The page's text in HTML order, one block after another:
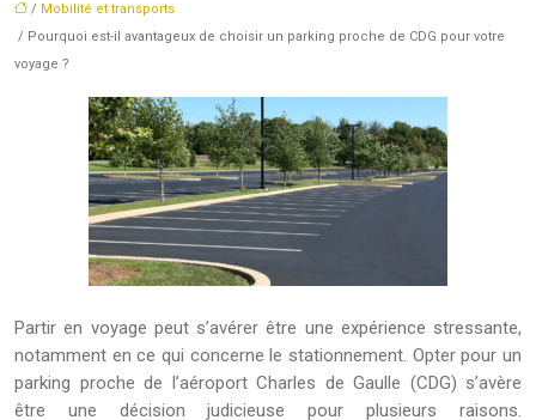
/ Mobilité et transports
/ Pourquoi est-il avantageux de choisir un parking proche de CDG pour votre
voyage ?
Partir en voyage peut s’avérer être une expérience stressante,
notamment en ce qui concerne le stationnement. Opter pour un
parking proche de l’aéroport Charles de Gaulle (CDG) s’avère
être une décision judicieuse pour plusieurs raisons.